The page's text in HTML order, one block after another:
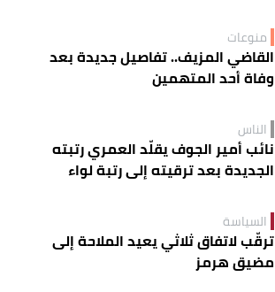
منوعات
القاضي المزيف.. تفاصيل جديدة بعد
وفاة أحد المتهمين
الناس
نائب أمير الجوف يقلّد العمري رتبته
الجديدة بعد ترقيته إلى رتبة لواء
السياسة
ترقّب لاتفاق ثلاثي يعيد الملاحة إلى
مضيق هرمز